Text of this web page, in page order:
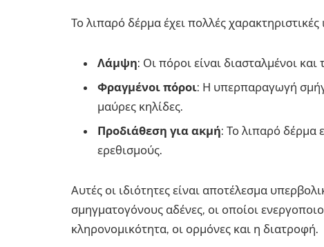
Το λιπαρό δέρμα έχει πολλές χαρακτηριστικές
Λάμψη: Οι πόροι είναι διασταλμένοι
Φραγμένοι πόροι: Η υπερπαραγωγή
μαύρες κηλίδες.
Προδιάθεση για ακμή: Το λιπαρό δέρμα
ερεθισμούς.
Αυτές οι ιδιότητες είναι αποτέλεσμα
σμηγματογόνους αδένες, οι οποίοι
κληρονομικότητα, οι ορμόνες και η διατροφή.